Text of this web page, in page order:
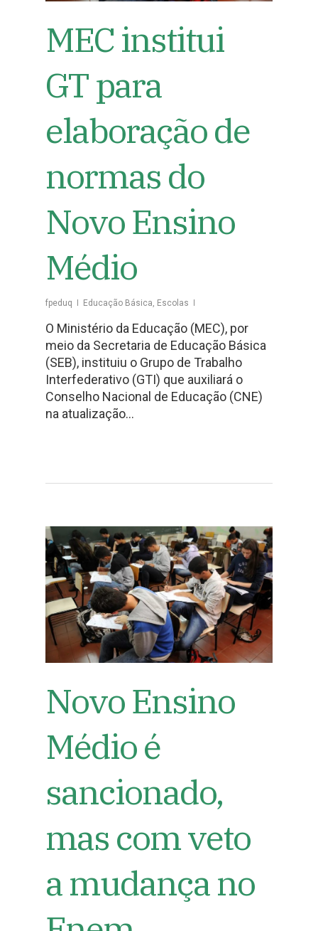
MEC institui
GT para
elaboração de
normas do
Novo Ensino
Médio
fpeduq Educação Básica, Escolas
O Ministério da Educação (MEC), por
meio da Secretaria de Educação Básica
(SEB), instituiu o Grupo de Trabalho
Interfederativo (GTI) que auxiliará o
Conselho Nacional de Educação (CNE)
na atualização…
Novo Ensino
Médio é
sancionado,
mas com veto
a mudança no